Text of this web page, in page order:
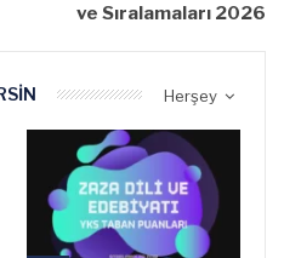
ve Sıralamaları 2026
Herşey